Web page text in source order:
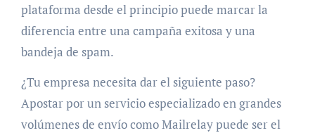
plataforma desde el principio puede marcar la
diferencia entre una campaña exitosa y una
bandeja de spam.
¿Tu empresa necesita dar el siguiente paso?
Apostar por un servicio especializado en grandes
volúmenes de envío como Mailrelay puede ser el